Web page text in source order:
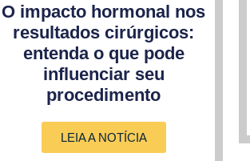
O impacto hormonal nos
resultados cirúrgicos:
entenda o que pode
influenciar seu
procedimento
LEIA A NOTÍCIA